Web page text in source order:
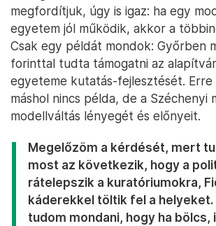
megfordítjuk, úgy is igaz: ha egy
egyetem jól működik, akkor a
Csak egy példát mondok: Győrben
forinttal tudta támogatni az
egyeteme kutatás-fejlesztését. Erre
máshol nincs példa, de a Széchenyi
modellváltás lényegét és előnyeit.
Megelőzöm a kérdését, mert
most az következik, hogy a
rátelepszik a kuratóriumokra,
káderekkel töltik fel a helyeket.
tudom mondani, hogy ha bölcs,